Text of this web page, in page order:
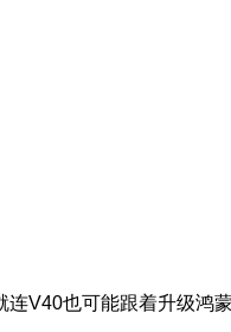
连V40也可能跟着升级鸿